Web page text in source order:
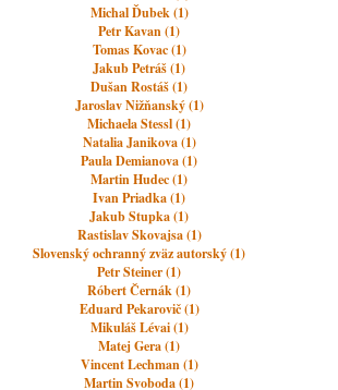
Michal Ďubek (1)
Petr Kavan (1)
Tomas Kovac (1)
Jakub Petráš (1)
Dušan Rostáš (1)
Jaroslav Nižňanský (1)
Michaela Stessl (1)
Natalia Janikova (1)
Paula Demianova (1)
Martin Hudec (1)
Ivan Priadka (1)
Jakub Stupka (1)
Rastislav Skovajsa (1)
Slovenský ochranný zväz autorský (1)
Petr Steiner (1)
Róbert Černák (1)
Eduard Pekarovič (1)
Mikuláš Lévai (1)
Matej Gera (1)
Vincent Lechman (1)
Martin Svoboda (1)